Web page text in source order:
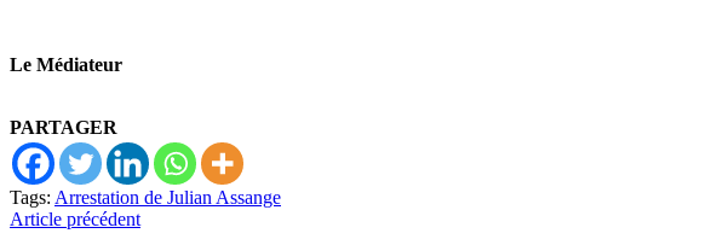
Le Médiateur
PARTAGER
Tags: Arrestation de Julian Assange
Article précédent